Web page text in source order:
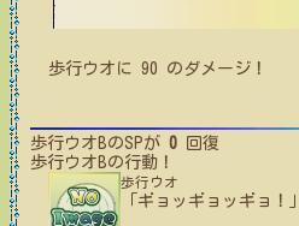
歩行ウオ に 90 のダメージ！
歩行ウオBのSPが 0 回復
歩行ウオBの行動！
歩行ウオ
「ギョッギョッギョ！」